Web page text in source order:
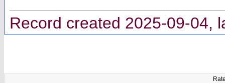
Record created 2025-09-04,